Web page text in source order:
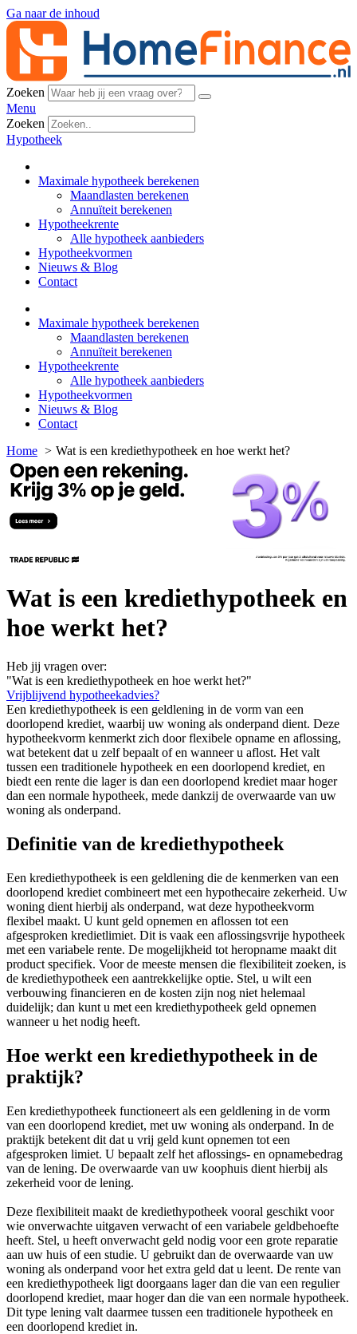
Ga naar de inhoud
Zoeken
Menu
Zoeken
Hypotheek
Maximale hypotheek berekenen
Maandlasten berekenen
Annuïteit berekenen
Hypotheekrente
Alle hypotheek aanbieders
Hypotheekvormen
Nieuws & Blog
Contact
Maximale hypotheek berekenen
Maandlasten berekenen
Annuïteit berekenen
Hypotheekrente
Alle hypotheek aanbieders
Hypotheekvormen
Nieuws & Blog
Contact
Home
Wat is een krediethypotheek en hoe werkt het?
Wat is een krediethypotheek en
hoe werkt het?
Heb jij vragen over:
"Wat is een krediethypotheek en hoe werkt het?"
Vrijblijvend hypotheekadvies?
Een krediethypotheek is een geldlening in de vorm van een
doorlopend krediet, waarbij uw woning als onderpand dient. Deze
hypotheekvorm kenmerkt zich door flexibele opname en aflossing,
wat betekent dat u zelf bepaalt of en wanneer u aflost. Het valt
tussen een traditionele hypotheek en een doorlopend krediet, en
biedt een rente die lager is dan een doorlopend krediet maar hoger
dan een normale hypotheek, mede dankzij de overwaarde van uw
woning als onderpand.
Definitie van de krediethypotheek
Een krediethypotheek is een geldlening die de kenmerken van een
doorlopend krediet combineert met een hypothecaire zekerheid. Uw
woning dient hierbij als onderpand, wat deze hypotheekvorm
flexibel maakt. U kunt geld opnemen en aflossen tot een
afgesproken kredietlimiet. Dit is vaak een aflossingsvrije hypotheek
met een variabele rente. De mogelijkheid tot heropname maakt dit
product specifiek. Voor de meeste mensen die flexibiliteit zoeken, is
de krediethypotheek een aantrekkelijke optie. Stel, u wilt een
verbouwing financieren en de kosten zijn nog niet helemaal
duidelijk; dan kunt u met een krediethypotheek geld opnemen
wanneer u het nodig heeft.
Hoe werkt een krediethypotheek in de
praktijk?
Een krediethypotheek functioneert als een geldlening in de vorm
van een doorlopend krediet, met uw woning als onderpand. In de
praktijk betekent dit dat u vrij geld kunt opnemen tot een
afgesproken limiet. U bepaalt zelf het aflossings- en opnamebedrag
van de lening. De overwaarde van uw koophuis dient hierbij als
zekerheid voor de lening.
Deze flexibiliteit maakt de krediethypotheek vooral geschikt voor
wie onverwachte uitgaven verwacht of een variabele geldbehoefte
heeft. Stel, u heeft onverwacht geld nodig voor een grote reparatie
aan uw huis of een studie. U gebruikt dan de overwaarde van uw
woning als onderpand voor het extra geld dat u leent. De rente van
een krediethypotheek ligt doorgaans lager dan die van een regulier
doorlopend krediet, maar hoger dan die van een normale hypotheek.
Dit type lening valt daarmee tussen een traditionele hypotheek en
een doorlopend krediet in.